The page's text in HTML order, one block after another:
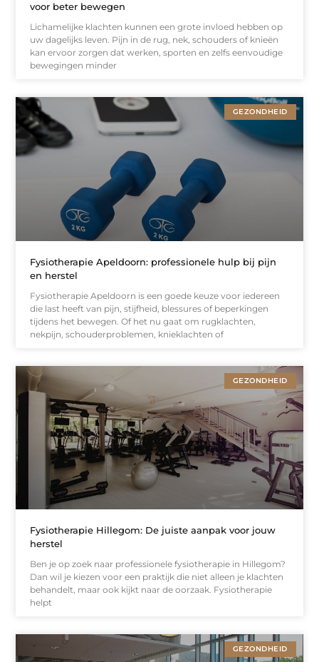
voor beter bewegen
Lichamelijke klachten kunnen een grote invloed hebben op
uw dagelijks leven. Pijn in de rug, nek, schouders of knieën
kan ervoor zorgen dat werken, sporten en zelfs eenvoudige
bewegingen minder
GEZONDHEID
Fysiotherapie Apeldoorn: professionele hulp bij pijn
en herstel
Fysiotherapie Apeldoorn is een goede keuze voor iedereen
die last heeft van pijn, stijfheid, blessures of beperkingen
tijdens het bewegen. Of het nu gaat om rugklachten,
nekpijn, schouderproblemen, knieklachten of
GEZONDHEID
Fysiotherapie Hillegom: De juiste aanpak voor jouw
herstel
Ben je op zoek naar professionele fysiotherapie in Hillegom?
Dan wil je kiezen voor een praktijk die niet alleen je klachten
behandelt, maar ook kijkt naar de oorzaak. Fysiotherapie
helpt
GEZONDHEID